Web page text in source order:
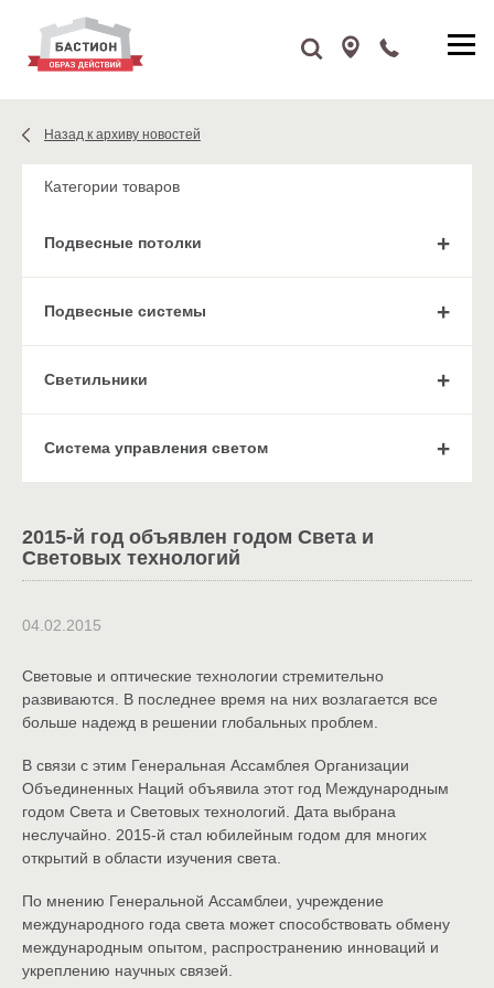
Назад к архиву новостей
Категории товаров
Подвесные потолки
Подвесные системы
Cветильники
Система управления светом
2015-й год объявлен годом Света и
Световых технологий
04.02.2015
Световые и оптические технологии стремительно
развиваются. В последнее время на них возлагается все
больше надежд в решении глобальных проблем.
В связи с этим Генеральная Ассамблея Организации
Объединенных Наций объявила этот год Международным
годом Света и Световых технологий. Дата выбрана
неслучайно. 2015-й стал юбилейным годом для многих
открытий в области изучения света.
По мнению Генеральной Ассамблеи, учреждение
международного года света может способствовать обмену
международным опытом, распространению инноваций и
укреплению научных связей.